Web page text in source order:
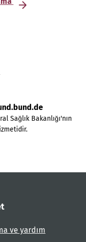
Sağlık Bakanlığı'nın
ve yardım